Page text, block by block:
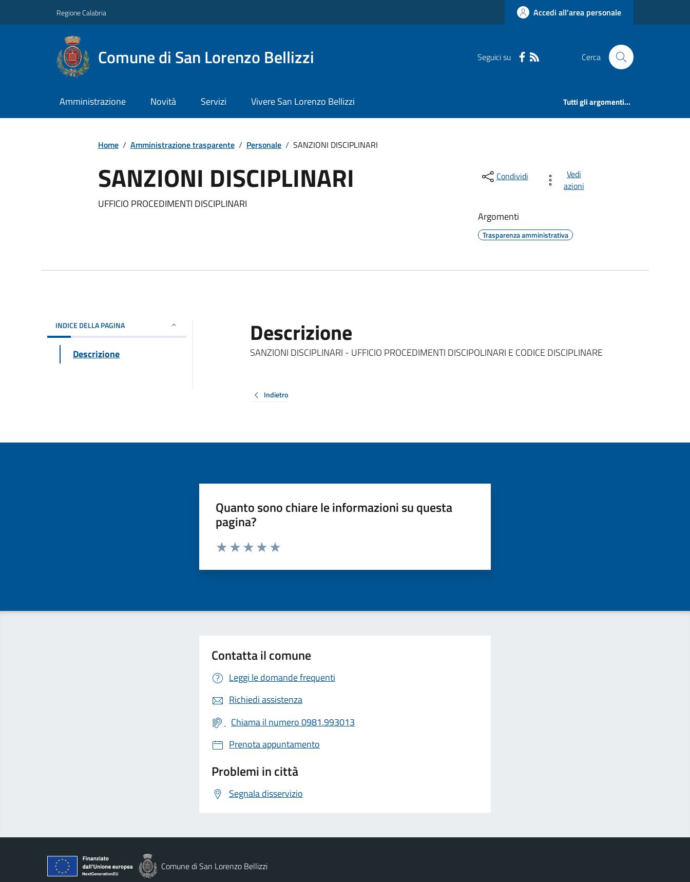
Regione Calabria Accedi all'area personale
Comune di San Lorenzo Bellizzi Seguici su Cerca
Amministrazione Novità Servizi Vivere San Lorenzo Bellizzi Tutti gli argomenti...
Home / Amministrazione trasparente / Personale / SANZIONI DISCIPLINARI
SANZIONI DISCIPLINARI
UFFICIO PROCEDIMENTI DISCIPLINARI
Condividi
Vedi
azioni
Argomenti
Trasparenza amministrativa
INDICE DELLA PAGINA
Descrizione
Descrizione
SANZIONI DISCIPLINARI - UFFICIO PROCEDIMENTI DISCIPOLINARI E CODICE DISCIPLINARE
Indietro
Quanto sono chiare le informazioni su questa
pagina?
Valuta da 1 a 5 stelle la pagina
Contatta il comune
Leggi le domande frequenti
Richiedi assistenza
Chiama il numero 0981.993013
Prenota appuntamento
Problemi in città
Segnala disservizio
Comune di San Lorenzo Bellizzi